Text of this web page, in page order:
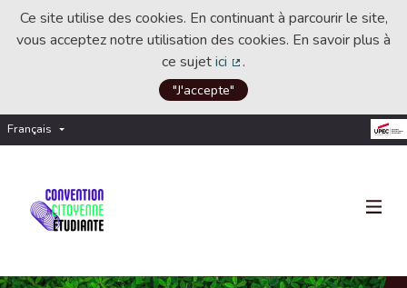
Ce site utilise des cookies. En continuant à parcourir le site,
vous acceptez notre utilisation des cookies. En savoir plus à
ce sujetici
(Lien externe)
.
"J'accepte"
Français Choisir la langue